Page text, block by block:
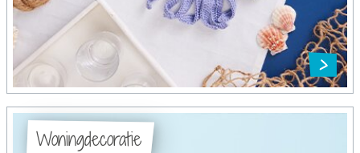
Woningdecoratie